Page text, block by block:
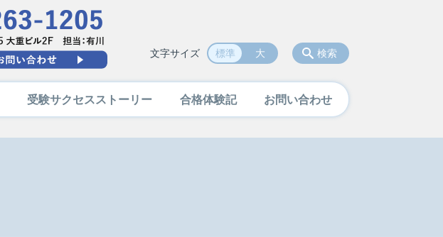
受験サクセスストーリー 合格体験記 お問い合わせ
検索
文字サイズ 標準 大